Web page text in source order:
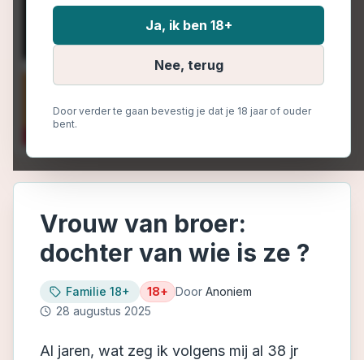
Ja, ik ben 18+
Nee, terug
Door verder te gaan bevestig je dat je 18 jaar of ouder
bent.
Vrouw van broer:
dochter van wie is ze ?
Familie 18+ 18+ Door Anoniem
28 augustus 2025
Al jaren, wat zeg ik volgens mij al 38 jr